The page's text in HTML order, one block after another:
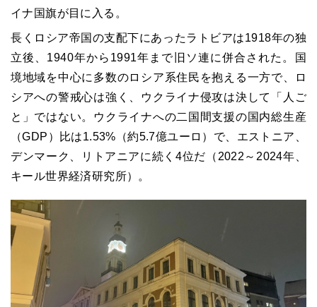
イナ国旗が目に入る。
長くロシア帝国の支配下にあったラトビアは1918年の独
立後、1940年から1991年まで旧ソ連に併合された。国
境地域を中心に多数のロシア系住民を抱える一方で、ロ
シアへの警戒心は強く、ウクライナ侵攻は決して「人ご
と」ではない。ウクライナへの二国間支援の国内総生産
（GDP）比は1.53%（約5.7億ユーロ）で、エストニア、
デンマーク、リトアニアに続く4位だ（2022～2024年、
キール世界経済研究所）。